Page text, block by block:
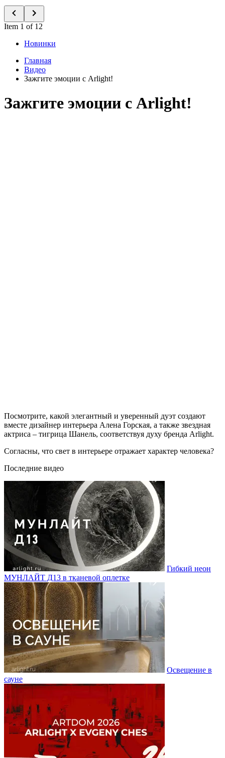
Item 1 of 12
Новинки
Главная
Видео
Зажгите эмоции с Arlight!
Зажгите эмоции с Arlight!
Посмотрите, какой элегантный и уверенный дуэт создают
вместе дизайнер интерьера Алена Горская, а также звездная
актриса – тигрица Шанель, соответствуя духу бренда Arlight.
Согласны, что свет в интерьере отражает характер человека?
Последние видео
Гибкий неон
МУНЛАЙТ Д13 в тканевой оплетке
Освещение в
сауне